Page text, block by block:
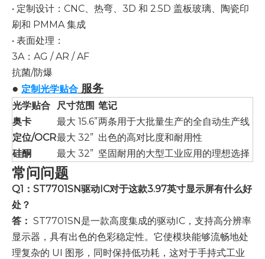
• 定制设计：CNC、热弯、3D 和 2.5D 盖板玻璃、陶瓷印
刷和 PMMA 集成
• 表面处理：
3A：AG / AR / AF
抗菌/防爆
● 定制光学贴合 服务
光学贴合 尺寸范围 笔记
奥卡
最大 15.6”两条用于大批量生产的全自动生产线
定位/OCR最大 32” 出色的高对比度和耐用性
硅酮
最大 32” 坚固耐用的大型工业应用的理想选择
常问问题
Q1：ST7701SN驱动IC对于这款3.97英寸显示屏有什么好
处？
答： ST7701SN是一款高度集成的驱动IC，支持高分辨率
显示器，具有出色的色彩稳定性。它使模块能够流畅地处
理复杂的 UI 图形，同时保持低功耗，这对于手持式工业